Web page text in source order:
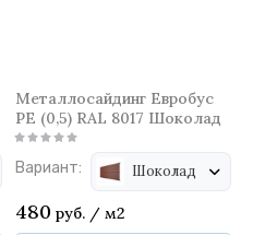
Металлосайдинг Евробус
PE (0,5) RAL 8017 Шоколад
Вариант: Шоколад
480 руб. / м2